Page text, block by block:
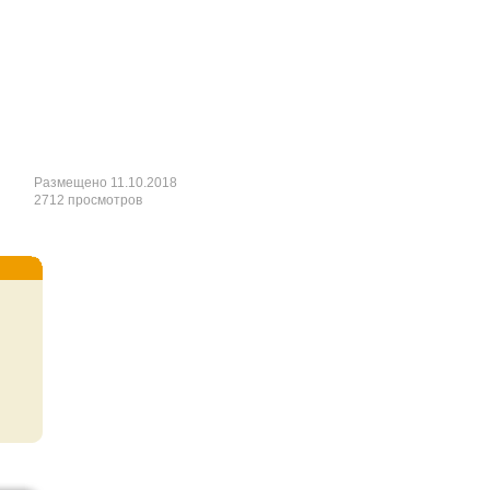
Размещено 11.10.2018
2712 просмотров